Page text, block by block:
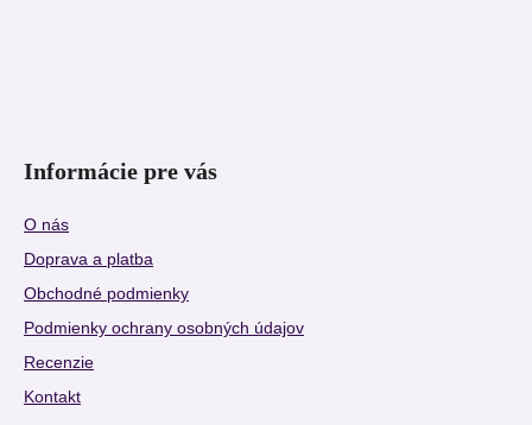
Informácie pre vás
O nás
Doprava a platba
Obchodné podmienky
Podmienky ochrany osobných údajov
Recenzie
Kontakt